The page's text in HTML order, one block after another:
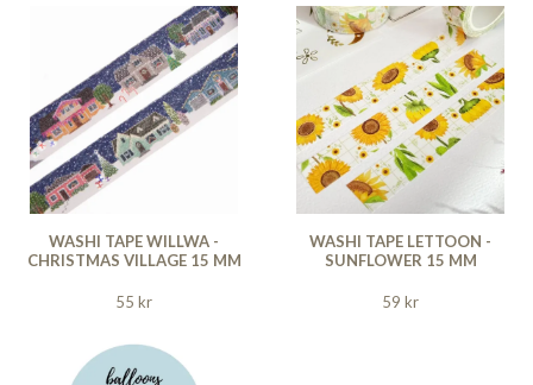
WASHI TAPE WILLWA -
CHRISTMAS VILLAGE 15 MM
55 kr
WASHI TAPE LETTOON -
SUNFLOWER 15 MM
59 kr